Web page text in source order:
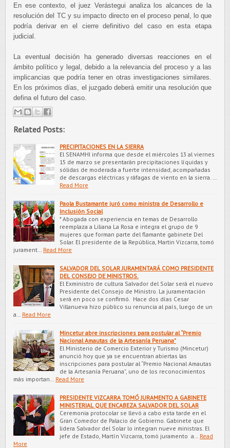
En ese contexto, el juez Verástegui analiza los alcances de la
resolución del TC y su impacto directo en el proceso penal, lo que
podría derivar en el cierre definitivo del caso en esta etapa
judicial.
La eventual decisión ha generado diversas reacciones en el
ámbito político y legal, debido a la relevancia del proceso y a las
implicancias que podría tener en otras investigaciones similares.
En los próximos días, el juzgado deberá emitir una resolución que
defina el futuro del caso.
Related Posts:
PRECIPITACIONES EN LA SIERRA
El SENAMHI informa que desde el miércoles 13 al viernes
15 de marzo se presentarán precipitaciones líquidas y
sólidas de moderada a fuerte intensidad, acompañadas
de descargas eléctricas y ráfagas de viento en la sierra. …
Read More
Paola Bustamante juró como ministra de Desarrollo e
Inclusión Social
* Abogada con experiencia en temas de Desarrollo
reemplaza a Liliana La Rosa e integra el grupo de 9
mujeres que forman parte del flamante gabinete Del
Solar. El presidente de la República, Martin Vizcarra, tomó
jurament…
Read More
SALVADOR DEL SOLAR JURAMENTARÁ COMO PRESIDENTE
DEL CONSEJO DE MINISTROS.
El Exministro de cultura Salvador del Solar será el nuevo
Presidente del Consejo de Ministro. La juramentación
será en poco se confirmó. Hace dos días Cesar
Villanueva hizo público su renuncia al país, luego de un
a…
Read More
Mincetur abre inscripciones para postular al “Premio
Nacional Amautas de la Artesanía Peruana”
El Ministerio de Comercio Exterior y Turismo (Mincetur)
anunció hoy que ya se encuentran abiertas las
inscripciones para postular al “Premio Nacional Amautas
de la Artesanía Peruana”, uno de los reconocimientos
más importan…
Read More
PRESIDENTE VIZCARRA TOMÓ JURAMENTO A GABINETE
MINISTERIAL QUE ENCABEZA SALVADOR DEL SOLAR
Ceremonia protocolar se llevó a cabo esta tarde en el
Gran Comedor de Palacio de Gobierno. Gabinete que
lidera Salvador del Solar lo integran nueve ministras. El
jefe de Estado, Martín Vizcarra, tomó juramento a…
Read
More